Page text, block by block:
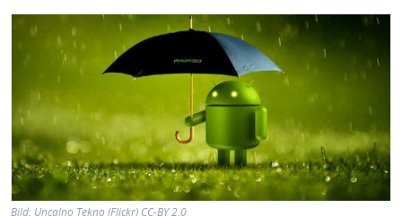
Bild
Bild: Uncalno Tekno (Flickr) CC-BY 2.0